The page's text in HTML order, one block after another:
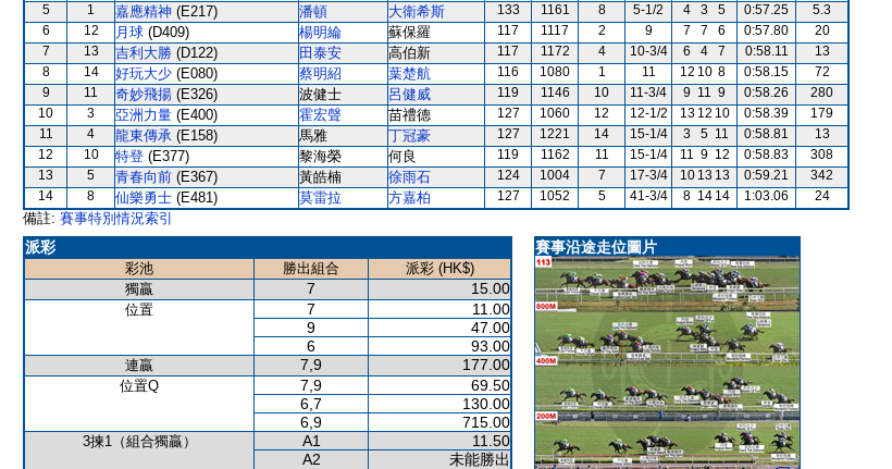
5
1 嘉應精神 (E217) 潘頓 大衛希斯 133 1161 8 5-1/2 4 3 5 0:57.25
5.3
6
12 月球 (D409) 楊明綸 蘇保羅 117 1117 2 9 7 7 6 0:57.80
20
7
13 吉利大勝 (D122) 田泰安 高伯新 117 1172 4 10-3/4 6 4 7 0:58.11
13
8
14 好玩大少 (E080) 蔡明紹 葉楚航 116 1080 1 11 12 10 8 0:58.15
72
9
11 奇妙飛揚 (E326) 波健士 呂健威 119 1146 10 11-3/4 9 11 9 0:58.26
280
10
3 亞洲力量 (E400) 霍宏聲 苗禮德 127 1060 12 12-1/2 13 12 10 0:58.39
179
11
4 龍東傳承 (E158) 馬雅 丁冠豪 127 1221 14 15-1/4 3 5 11 0:58.81
13
12
10 特登 (E377) 黎海榮 何良 119 1162 11 15-1/4 11 9 12 0:58.83
308
13
5 青春向前 (E367) 黃皓楠 徐雨石 124 1004 7 17-3/4 10 13 13 0:59.21
342
14
8 仙樂勇士 (E481) 莫雷拉 方嘉柏 127 1052 5 41-3/4 8 14 14 1:03.06 24
備註: 賽事特別情況索引
派彩
彩池 勝出組合
派彩 (HK$)
獨贏
7 15.00
位置 7
11.00
9
47.00
6
93.00
連贏 7,9 177.00
位置Q 7,9
69.50
6,7
130.00
6,9
715.00
3揀1（組合獨贏） A1
11.50
A2
未能勝出
賽事沿途走位圖片